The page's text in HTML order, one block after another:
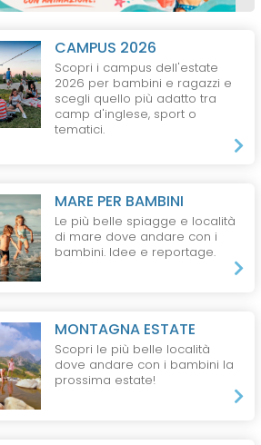
CAMPUS 2026
Scopri i campus dell'estate
2026 per bambini e ragazzi e
scegli quello più adatto tra
camp d'inglese, sport o
tematici.
MARE PER BAMBINI
Le più belle spiagge e località
di mare dove andare con i
bambini. Idee e reportage.
MONTAGNA ESTATE
Scopri le più belle località
dove andare con i bambini la
prossima estate!